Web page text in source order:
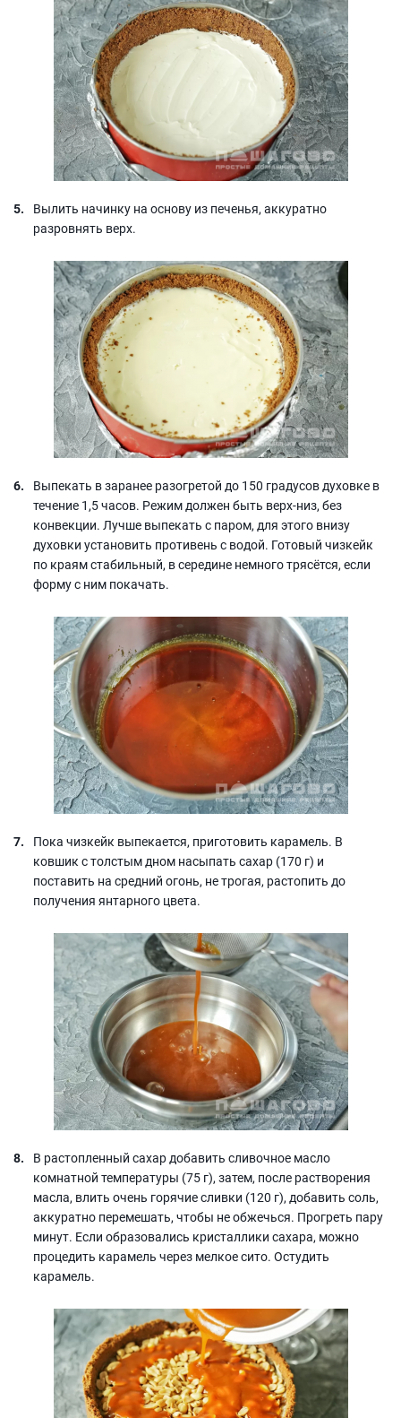
Вылить начинку на основу из печенья, аккуратно
разровнять верх.
Выпекать в заранее разогретой до 150 градусов духовке в
течение 1,5 часов. Режим должен быть верх-низ, без
конвекции. Лучше выпекать с паром, для этого внизу
духовки установить противень с водой. Готовый чизкейк
по краям стабильный, в середине немного трясётся, если
форму с ним покачать.
Пока чизкейк выпекается, приготовить карамель. В
ковшик с толстым дном насыпать сахар (170 г) и
поставить на средний огонь, не трогая, растопить до
получения янтарного цвета.
В растопленный сахар добавить сливочное масло
комнатной температуры (75 г), затем, после растворения
масла, влить очень горячие сливки (120 г), добавить соль,
аккуратно перемешать, чтобы не обжечься. Прогреть пару
минут. Если образовались кристаллики сахара, можно
процедить карамель через мелкое сито. Остудить
карамель.